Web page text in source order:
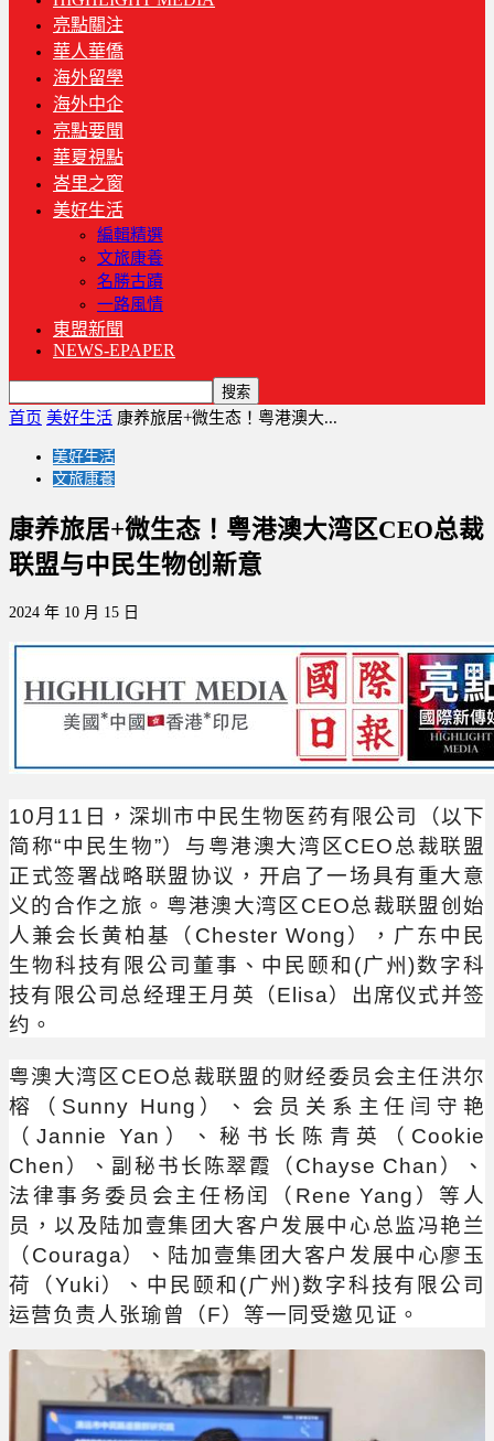
亮點關注
華人華僑
海外留學
海外中企
亮點要聞
華夏視點
峇里之窗
美好生活
編輯精選
文旅康養
名勝古蹟
一路風情
東盟新聞
NEWS-EPAPER
首页 美好生活 康养旅居+微生态！粤港澳大...
美好生活
文旅康養
康养旅居+微生态！粤港澳大湾区CEO总裁
联盟与中民生物创新意
2024 年 10 月 15 日
10月11日，深圳市中民生物医药有限公司（以下
简称“中民生物”）与粤港澳大湾区CEO总裁联盟
正式签署战略联盟协议，开启了一场具有重大意
义的合作之旅。粤港澳大湾区CEO总裁联盟创始
人兼会长黄柏基（Chester Wong），广东中民
生物科技有限公司董事、中民颐和(广州)数字科
技有限公司总经理王月英（Elisa）出席仪式并签
约。
粤澳大湾区CEO总裁联盟的财经委员会主任洪尔
榕（Sunny Hung）、会员关系主任闫守艳
（Jannie Yan）、秘书长陈青英（Cookie
Chen）、副秘书长陈翠霞（Chayse Chan）、
法律事务委员会主任杨闰（Rene Yang）等人
员，以及陆加壹集团大客户发展中心总监冯艳兰
（Couraga）、陆加壹集团大客户发展中心廖玉
荷（Yuki）、中民颐和(广州)数字科技有限公司
运营负责人张瑜曾（F）等一同受邀见证。